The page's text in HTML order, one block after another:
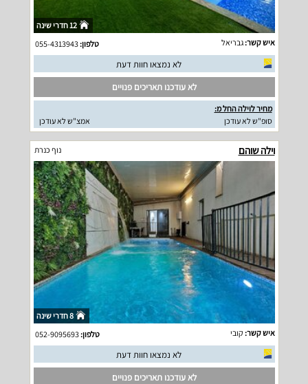
12 חדרי שינה
איש קשר:גבריאל טלפון:055-4313943
לא נמצאו חוות דעת
לא עודכנו תאריכים פנויים
מחיר לוילה החל מ:
סופ"ש לא עודכן
אמצ"ש לא עודכן
וילה שוהם נוף כנרת
8 חדרי שינה
איש קשר: קובי טלפון:052-9095693
לא נמצאו חוות דעת
לא עודכנו תאריכים פנויים